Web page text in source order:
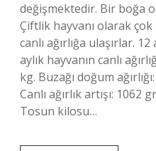
değişmektedir. Bir boğa
Çiftlik hayvanı olarak
canlı ağırlığa ulaşırlar.
aylık hayvanın canlı
kg. Buzağı doğum
Canlı ağırlık artışı:
Tosun kilosu…